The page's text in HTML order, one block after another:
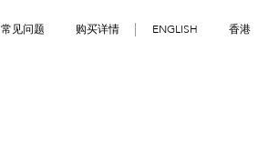
常见问题 购买详情 ENGLISH 香港